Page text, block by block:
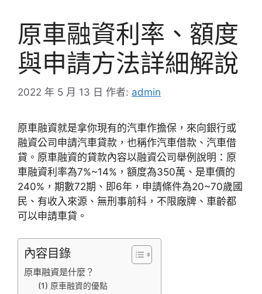
原車融資利率、額度
與申請方法詳細解說
2022 年 5 月 13 日 作者: admin
原車融資就是拿你現有的汽車作擔保，來向銀行或
融資公司申請汽車貸款，也稱作汽車借款、汽車借
貸。原車融資的貸款內容以融資公司舉例說明：原
車融資利率為7%~14%，額度為350萬、是車價的
240%，期數72期、即6年，申請條件為20~70歲國
民、有收入來源、無刑事前科，不限廠牌、車齡都
可以申請車貸。
內容目錄
原車融資是什麼？
(1) 原車融資的優點